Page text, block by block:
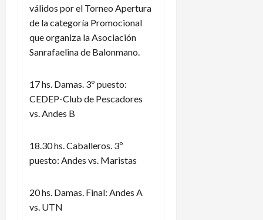
válidos por el Torneo Apertura
de la categoría Promocional
que organiza la Asociación
Sanrafaelina de Balonmano.
17 hs. Damas. 3º puesto:
CEDEP-Club de Pescadores
vs. Andes B
18.30 hs. Caballeros. 3º
puesto: Andes vs. Maristas
20 hs. Damas. Final: Andes A
vs. UTN